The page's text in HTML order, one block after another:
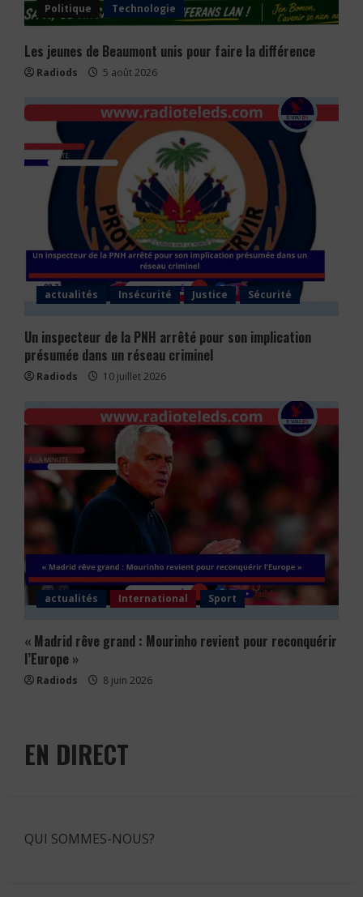
Politique Technologie
Les jeunes de Beaumont unis pour faire la différence
Radiods 5 août 2026
actualités Insécurité Justice Sécurité
Un inspecteur de la PNH arrêté pour son implication
présumée dans un réseau criminel
Radiods 10 juillet 2026
actualités International Sport
« Madrid rêve grand : Mourinho revient pour reconquérir
l’Europe »
Radiods 8 juin 2026
EN DIRECT
QUI SOMMES-NOUS?